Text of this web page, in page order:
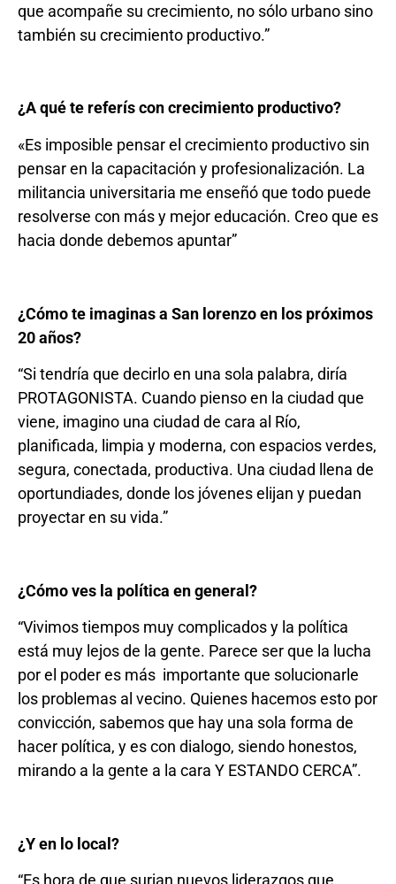
que acompañe su crecimiento, no sólo urbano sino
también su crecimiento productivo.”
¿A qué te referís con crecimiento productivo?
«Es imposible pensar el crecimiento productivo sin
pensar en la capacitación y profesionalización. La
militancia universitaria me enseñó que todo puede
resolverse con más y mejor educación. Creo que es
hacia donde debemos apuntar”
¿Cómo te imaginas a San lorenzo en los próximos
20 años?
“Si tendría que decirlo en una sola palabra, diría
PROTAGONISTA. Cuando pienso en la ciudad que
viene, imagino una ciudad de cara al Río,
planificada, limpia y moderna, con espacios verdes,
segura, conectada, productiva. Una ciudad llena de
oportundiades, donde los jóvenes elijan y puedan
proyectar en su vida.”
¿Cómo ves la política en general?
“Vivimos tiempos muy complicados y la política
está muy lejos de la gente. Parece ser que la lucha
por el poder es más importante que solucionarle
los problemas al vecino. Quienes hacemos esto por
convicción, sabemos que hay una sola forma de
hacer política, y es con dialogo, siendo honestos,
mirando a la gente a la cara Y ESTANDO CERCA”.
¿Y en lo local?